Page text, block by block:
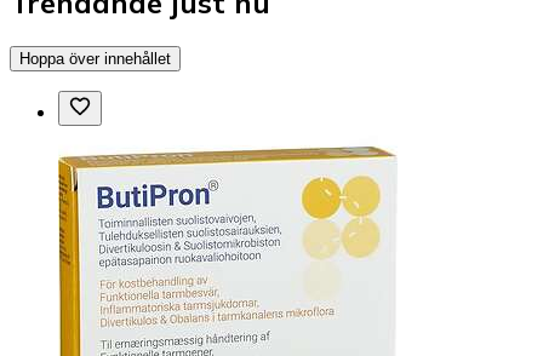
Hoppa över innehållet